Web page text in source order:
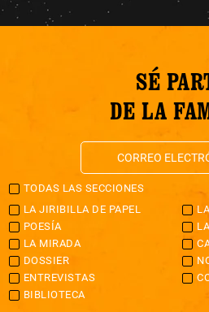
SÉ
DE LA
TODAS LAS SECCIONES
LA JIRIBILLA DE PAPEL
POESÍA
LA MIRADA
DOSSIER
ENTREVISTAS
BIBLIOTECA